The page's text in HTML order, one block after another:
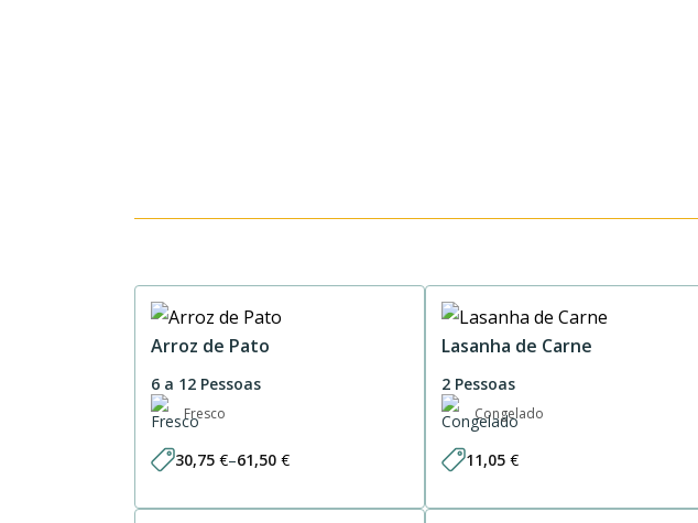
Arroz de Pato
6 a 12 Pessoas
Fresco
30,75 €–61,50 €
Price
30,75 €
Lasanha de Carne
2 Pessoas
Congelado
11,05 €